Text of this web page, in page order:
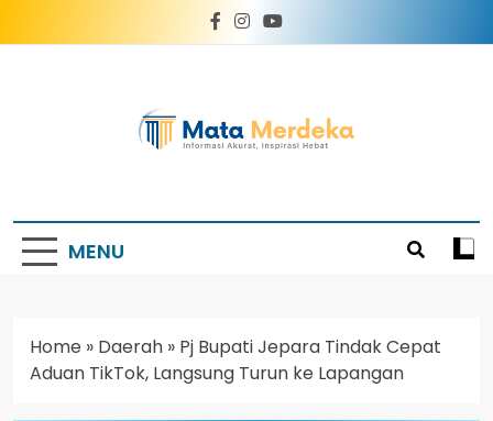
MENU
Home » Daerah » Pj Bupati Jepara Tindak Cepat
Aduan TikTok, Langsung Turun ke Lapangan